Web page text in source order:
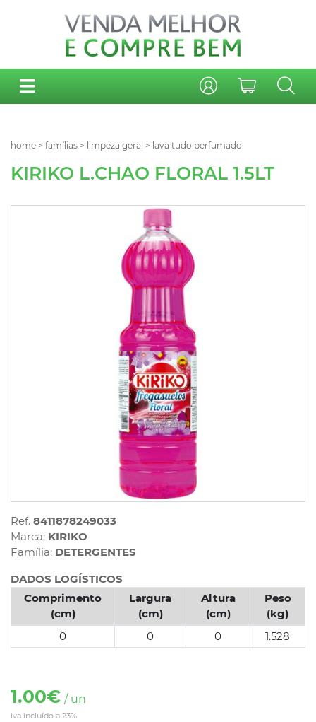
home > famílias > limpeza geral > lava tudo perfumado
KIRIKO L.CHAO FLORAL 1.5LT
Ref. 8411878249033
Marca: KIRIKO
Família: DETERGENTES
DADOS LOGÍSTICOS
Comprimento
(cm)
Largura
(cm)
Altura
(cm)
Peso
(kg)
0
0 0 1.528
1.00€ / un
iva incluído a 23%